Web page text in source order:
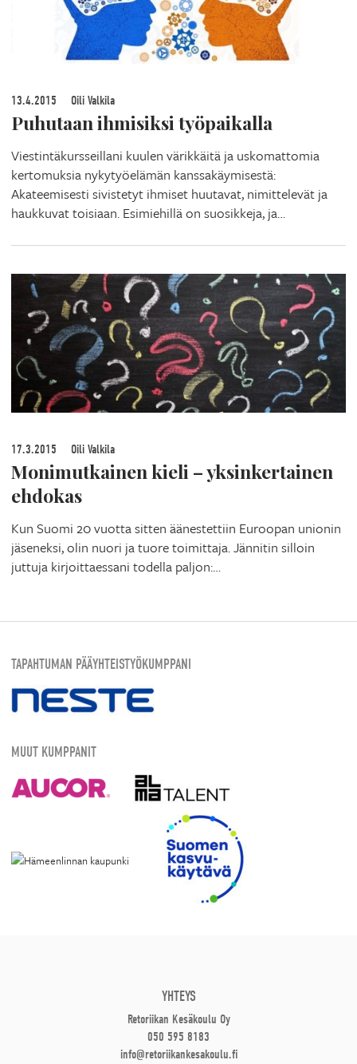
13.4.2015 Oili Valkila
Puhutaan ihmisiksi työpaikalla
Viestintäkursseillani kuulen värikkäitä ja uskomattomia
kertomuksia nykytyöelämän kanssakäymisestä:
Akateemisesti sivistetyt ihmiset huutavat, nimittelevät ja
haukkuvat toisiaan. Esimiehillä on suosikkeja, ja…
17.3.2015 Oili Valkila
Monimutkainen kieli – yksinkertainen
ehdokas
Kun Suomi 20 vuotta sitten äänestettiin Euroopan unionin
jäseneksi, olin nuori ja tuore toimittaja. Jännitin silloin
juttuja kirjoittaessani todella paljon:…
TAPAHTUMAN PÄÄYHTEISTYÖKUMPPANI
MUUT KUMPPANIT
YHTEYS
Retoriikan Kesäkoulu Oy
050 595 8183
info@retoriikankesakoulu.fi